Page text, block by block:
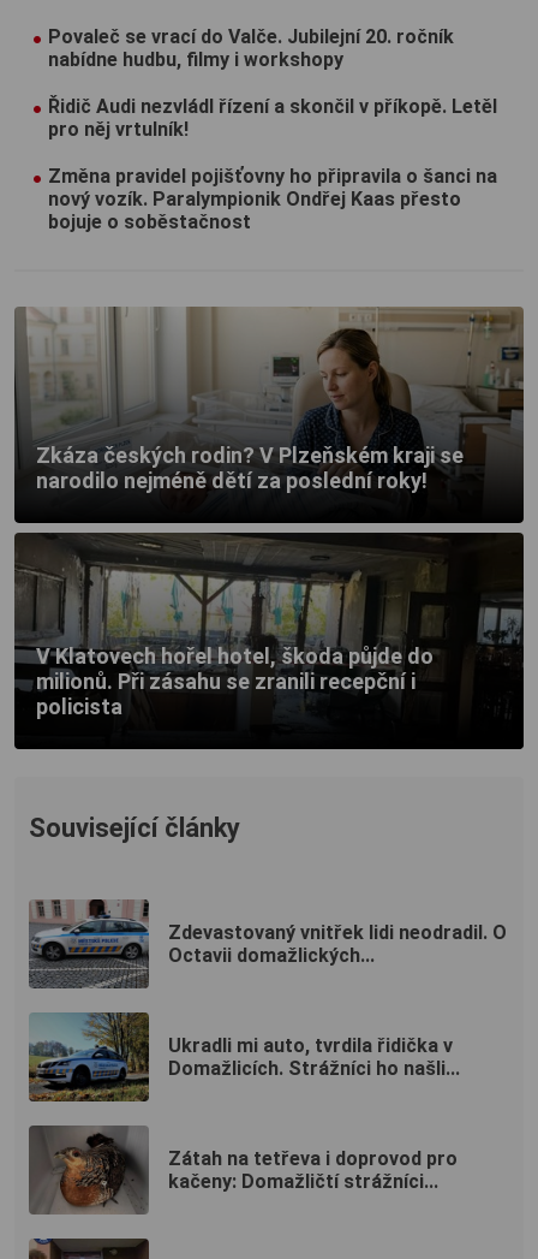
Povaleč se vrací do Valče. Jubilejní 20. ročník
nabídne hudbu, filmy i workshopy
Řidič Audi nezvládl řízení a skončil v příkopě. Letěl
pro něj vrtulník!
Změna pravidel pojišťovny ho připravila o šanci na
nový vozík. Paralympionik Ondřej Kaas přesto
bojuje o soběstačnost
Zkáza českých rodin? V Plzeňském kraji se
narodilo nejméně dětí za poslední roky!
V Klatovech hořel hotel, škoda půjde do
milionů. Při zásahu se zranili recepční i
policista
Související články
Zdevastovaný vnitřek lidi neodradil. O
Octavii domažlických...
Ukradli mi auto, tvrdila řidička v
Domažlicích. Strážníci ho našli...
Zátah na tetřeva i doprovod pro
kačeny: Domažličtí strážníci...